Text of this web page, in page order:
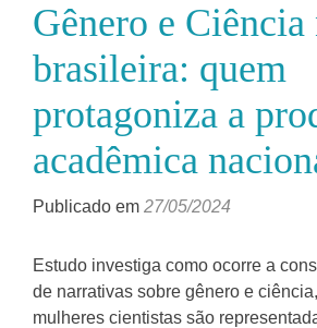
Gênero e
brasileira: quem
protagoniza a
acadêmica
Publicado em 27/05/2024
Estudo investiga como ocorre a
de narrativas sobre gênero e
mulheres cientistas são